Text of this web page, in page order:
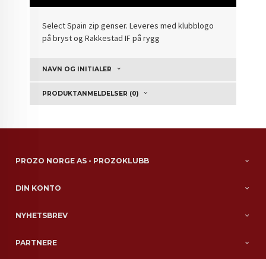
Select Spain zip genser. Leveres med klubblogo
på bryst og Rakkestad IF på rygg
NAVN OG INITIALER
PRODUKTANMELDELSER (0)
PROZO NORGE AS - PROZOKLUBB
DIN KONTO
NYHETSBREV
PARTNERE